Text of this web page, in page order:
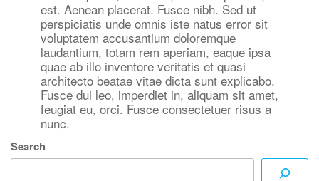
est. Aenean placerat. Fusce nibh. Sed ut
perspiciatis unde omnis iste natus error sit
voluptatem accusantium doloremque
laudantium, totam rem aperiam, eaque ipsa
quae ab illo inventore veritatis et quasi
architecto beatae vitae dicta sunt explicabo.
Fusce dui leo, imperdiet in, aliquam sit amet,
feugiat eu, orci. Fusce consectetuer risus a
nunc.
Search